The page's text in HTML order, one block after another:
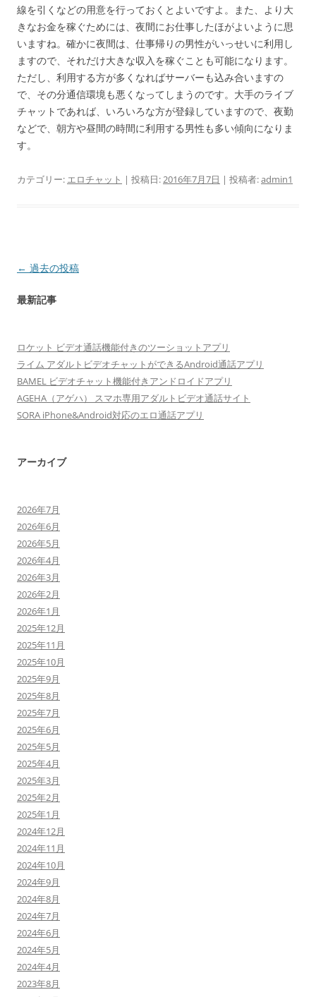
線を引くなどの用意を行っておくとよいですよ。また、より大
きなお金を稼ぐためには、夜間にお仕事したほがよいように思
いますね。確かに夜間は、仕事帰りの男性がいっせいに利用し
ますので、それだけ大きな収入を稼ぐことも可能になります。
ただし、利用する方が多くなればサーバーも込み合いますの
で、その分通信環境も悪くなってしまうのです。大手のライブ
チャットであれば、いろいろな方が登録していますので、夜勤
などで、朝方や昼間の時間に利用する男性も多い傾向になりま
す。
カテゴリー: エロチャット | 投稿日:2016年7月7日 | 投稿者:admin1
投
ナ
ゲ
ー
シ
ョ
← 過去の投稿
最新記事
ロケット ビデオ通話機能付きのツーショットアプリ
ライム アダルトビデオチャットができるAndroid通話アプリ
BAMEL ビデオチャット機能付きアンドロイドアプリ
AGEHA（アゲハ） スマホ専用アダルトビデオ通話サイト
SORA iPhone&Android対応のエロ通話アプリ
アーカイブ
2026年7月
2026年6月
2026年5月
2026年4月
2026年3月
2026年2月
2026年1月
2025年12月
2025年11月
2025年10月
2025年9月
2025年8月
2025年7月
2025年6月
2025年5月
2025年4月
2025年3月
2025年2月
2025年1月
2024年12月
2024年11月
2024年10月
2024年9月
2024年8月
2024年7月
2024年6月
2024年5月
2024年4月
2023年8月